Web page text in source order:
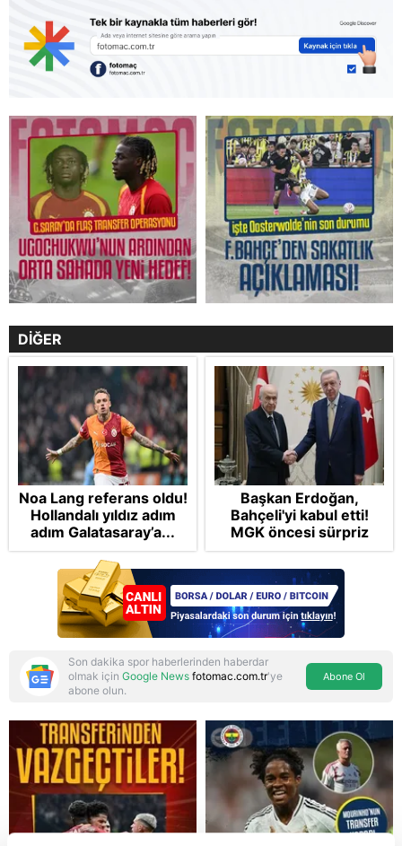
Reddet
DİĞER
Noa Lang referans oldu!
Hollandalı yıldız adım
adım Galatasaray’a...
Başkan Erdoğan,
Bahçeli'yi kabul etti!
MGK öncesi sürpriz
zirve: Çerçeve Yasa
teklifi gündemde
Son dakika spor haberlerinden haberdar
olmak için Google News fotomac.com.tr'ye
abone olun.
Abone Ol